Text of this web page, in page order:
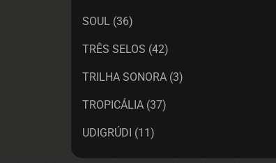
SOUL (36)
TRÊS SELOS (42)
TRILHA SONORA (3)
TROPICÁLIA (37)
UDIGRÚDI (11)